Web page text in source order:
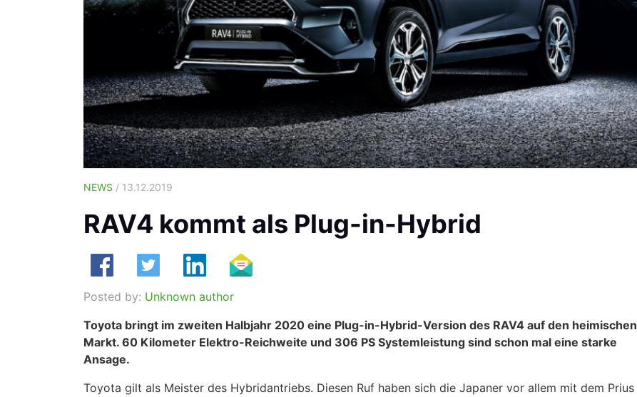
NEWS / 13.12.2019
RAV4 kommt als Plug-in-Hybrid
Posted by: Unknown author
Toyota bringt im zweiten Halbjahr 2020 eine Plug-in-Hybrid-Version des RAV4 auf den heimischen
Markt. 60 Kilometer Elektro-Reichweite und 306 PS Systemleistung sind schon mal eine starke
Ansage.
Toyota gilt als Meister des Hybridantriebs. Diesen Ruf haben sich die Japaner vor allem mit dem Prius